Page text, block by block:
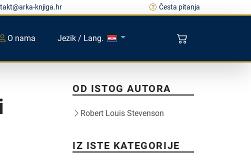
knjiga.hr Česta pitanja
O nama Jezik / Lang.
OD ISTOG AUTORA
Robert Louis Stevenson
IZ ISTE KATEGORIJE